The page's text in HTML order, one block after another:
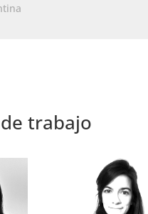
trabajo